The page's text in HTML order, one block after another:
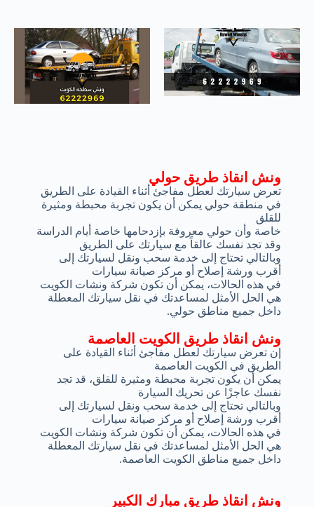
ونش انقاذ طريق الكويت العاصمة
إن تعرض سيارتك لعطل مفاجئ أثناء القيادة على
الطريق في الكويت العاصمة
يمكن أن يكون تجربة محبطة ومثيرة للقلق، قد تجد
نفسك عاجزًا عن تحريك السيارة
وبالتالي تحتاج إلى خدمة سحب ونقل لسيارتك إلى
أقرب ورشة إصلاح أو مركز صيانة سيارات
في هذه الحالات، يمكن أن تكون شركة ونشات الكويت
هي الحل الأمثل لمساعدتك في نقل سيارتك المعطلة
داخل جميع مناطق الكويت العاصمة.
ونش انقاذ طريق حولي
تعرض سيارتك لعطل مفاجئ أثناء القيادة على الطريق
في منطقة حولي يمكن أن يكون تجربة محبطة ومثيرة
للقلق
خاصة وأن حولي معروفة بإزدحامها خاصة أيام الدراسة
وقد تجد نفسك عالقاً مع سيارتك على الطريق
وبالتالي تحتاج إلى خدمة سحب ونقل لسيارتك إلى
أقرب ورشة إصلاح أو مركز صيانة سيارات
في هذه الحالات، يمكن أن تكون شركة ونشات الكويت
هي الحل الأمثل لمساعدتك في نقل سيارتك المعطلة
داخل جميع مناطق حولي.
ونش انقاذ طريق مبارك الكبير